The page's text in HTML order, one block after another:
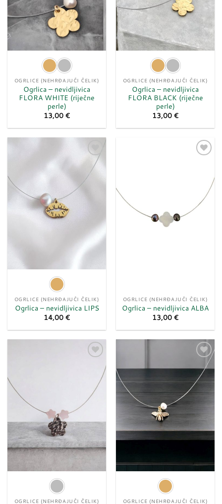
OGRLICE (NEHRĐAJUĆI ČELIK)
Ogrlica – nevidljivica
FLORA WHITE (riječne
perle)
13,00 €
OGRLICE (NEHRĐAJUĆI ČELIK)
Ogrlica – nevidljivica
FLORA BLACK (riječne
perle)
13,00 €
Dodaj
u
listu
OGRLICE (NEHRĐAJUĆI ČELIK)
Ogrlica – nevidljivica LIPS
14,00 €
OGRLICE (NEHRĐAJUĆI ČELIK)
Ogrlica – nevidljivica ALBA
13,00 €
želja
OGRLICE (NEHRĐAJUĆI ČELIK)
Dodaj
u
listu
želja
OGRLICE (NEHRĐAJUĆI ČELIK)